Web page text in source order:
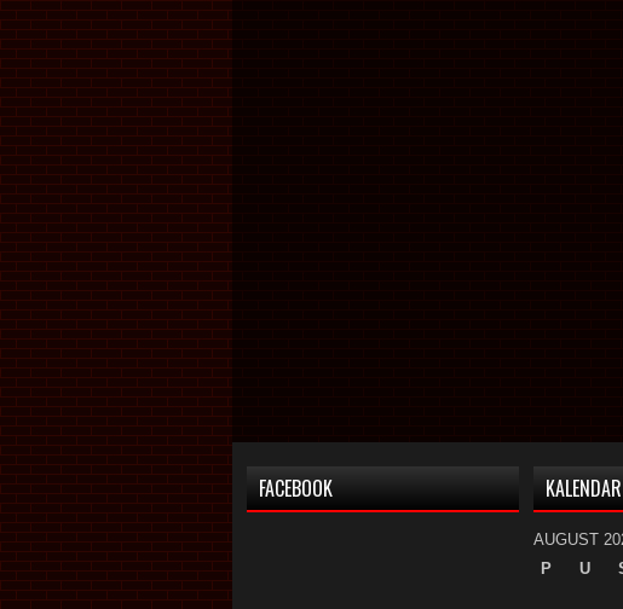
FACEBOOK KALENDAR
AUGUST
P
U